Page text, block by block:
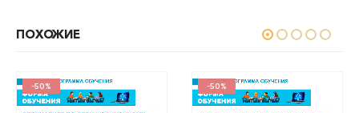
ПОХОЖИЕ
-50% -50%